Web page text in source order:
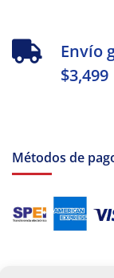
Envío
$3,499
Métodos de